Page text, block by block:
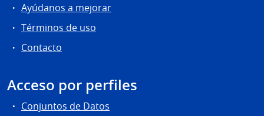
Ayúdanos a mejorar
Términos de uso
Contacto
Acceso por perfiles
Conjuntos de Datos